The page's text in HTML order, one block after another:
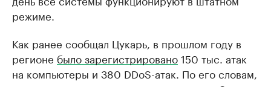
режиме.
Как ранее сообщал Цукарь, в прошлом году в
регионе было зарегистрировано150 тыс. атак
на компьютеры и 380 DDoS-атак. По его словам,